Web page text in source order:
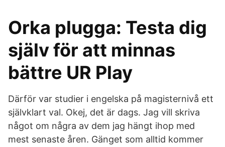
Orka plugga: Testa dig
själv för att minnas
bättre UR Play
Därför var studier i engelska på magisternivå ett
självklart val. Okej, det är dags. Jag vill skriva
något om några av dem jag hängt ihop med
mest senaste åren. Gänget som alltid kommer